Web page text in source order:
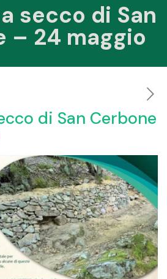
secco di San
– 24 maggio
di San Cerbone